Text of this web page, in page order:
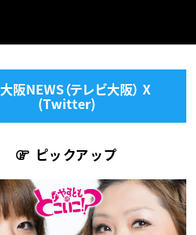
大阪NEWS（テレビ大阪） X
(Twitter)
ピックアップ